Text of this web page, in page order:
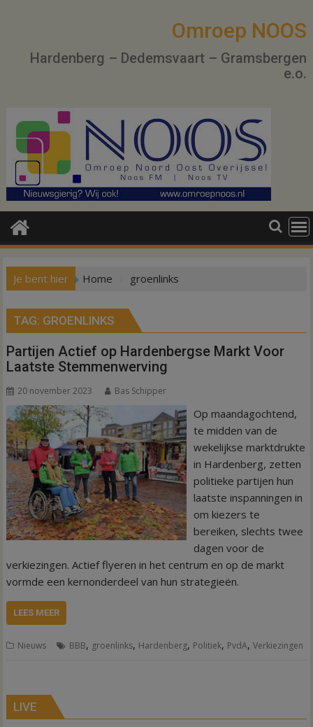
Omroep NOOS
Hardenberg – Dedemsvaart – Gramsbergen
e.o.
Je bent hier Home groenlinks
TAG: GROENLINKS
Partijen Actief op Hardenbergse Markt Voor
Laatste Stemmenwerving
20 november 2023 Bas Schipper
Op maandagochtend,
te midden van de
wekelijkse marktdrukte
in Hardenberg, zetten
politieke partijen hun
laatste inspanningen in
om kiezers te
bereiken, slechts twee
dagen voor de
verkiezingen. Actief flyeren in het centrum en op de markt
vormde een kernonderdeel van hun strategieën.
LEES MEER
Nieuws BBB, groenlinks, Hardenberg, Politiek, PvdA,Verkiezingen
LIVE